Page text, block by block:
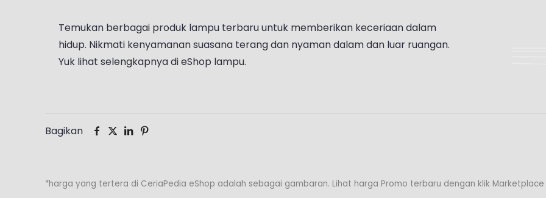
Temukan berbagai produk lampu terbaru untuk memberikan keceriaan dalam
hidup. Nikmati kenyamanan suasana terang dan nyaman dalam dan luar ruangan.
Yuk lihat selengkapnya di eShop lampu.
Bagikan
*harga yang tertera di CeriaPedia eShop adalah sebagai gambaran. Lihat harga Promo terbaru dengan klik